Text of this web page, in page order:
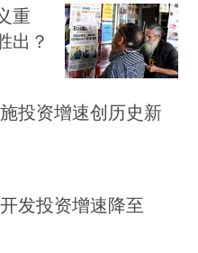
重
出？
投资增速创历史新
发投资增速降至